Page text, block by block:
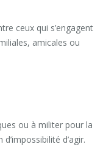
ceux qui s’engagent
amicales ou
ou à militer pour la
d’agir.